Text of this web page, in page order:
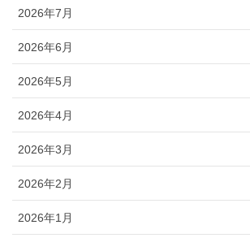
2026年7月
2026年6月
2026年5月
2026年4月
2026年3月
2026年2月
2026年1月